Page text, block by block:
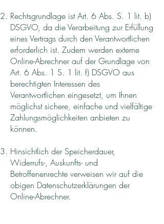
Rechtsgrundlage ist Art. 6 Abs. S. 1 lit. b)
DSGVO, da die Verarbeitung zur Erfüllung
eines Vertrags durch den Verantwortlichen
erforderlich ist. Zudem werden externe
Online-Abrechner auf der Grundlage von
Art. 6 Abs. 1 S. 1 lit. f) DSGVO aus
berechtigten Interessen des
Verantwortlichen eingesetzt, um Ihnen
möglichst sichere, einfache und vielfältige
Zahlungsmöglichkeiten anbieten zu
können.
Hinsichtlich der Speicherdauer,
Widerrufs-, Auskunfts- und
Betroffenenrechte verweisen wir auf die
obigen Datenschutzerklärungen der
Online-Abrechner.